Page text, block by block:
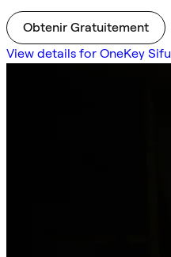
Obtenir Gratuitement
View details for OneKey Sifu